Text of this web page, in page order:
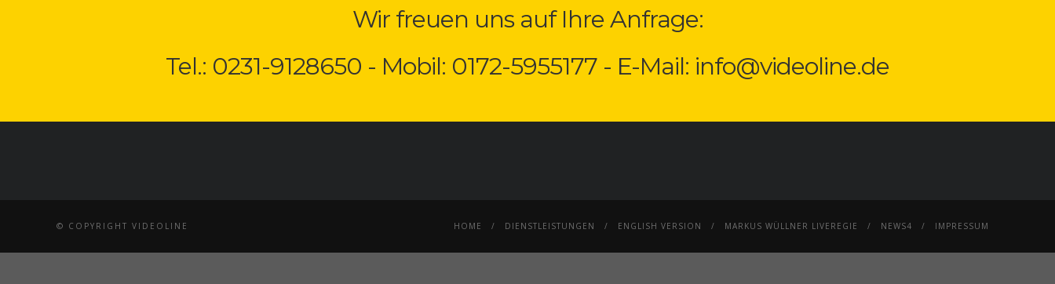
Wir freuen uns auf Ihre Anfrage:
Tel.: 0231-9128650 - Mobil: 0172-5955177 - E-Mail: info@videoline.de
© COPYRIGHT VIDEOLINE HOME DIENSTLEISTUNGEN ENGLISH VERSION MARKUS WÜLLNER LIVEREGIE NEWS4 IMPRESSUM